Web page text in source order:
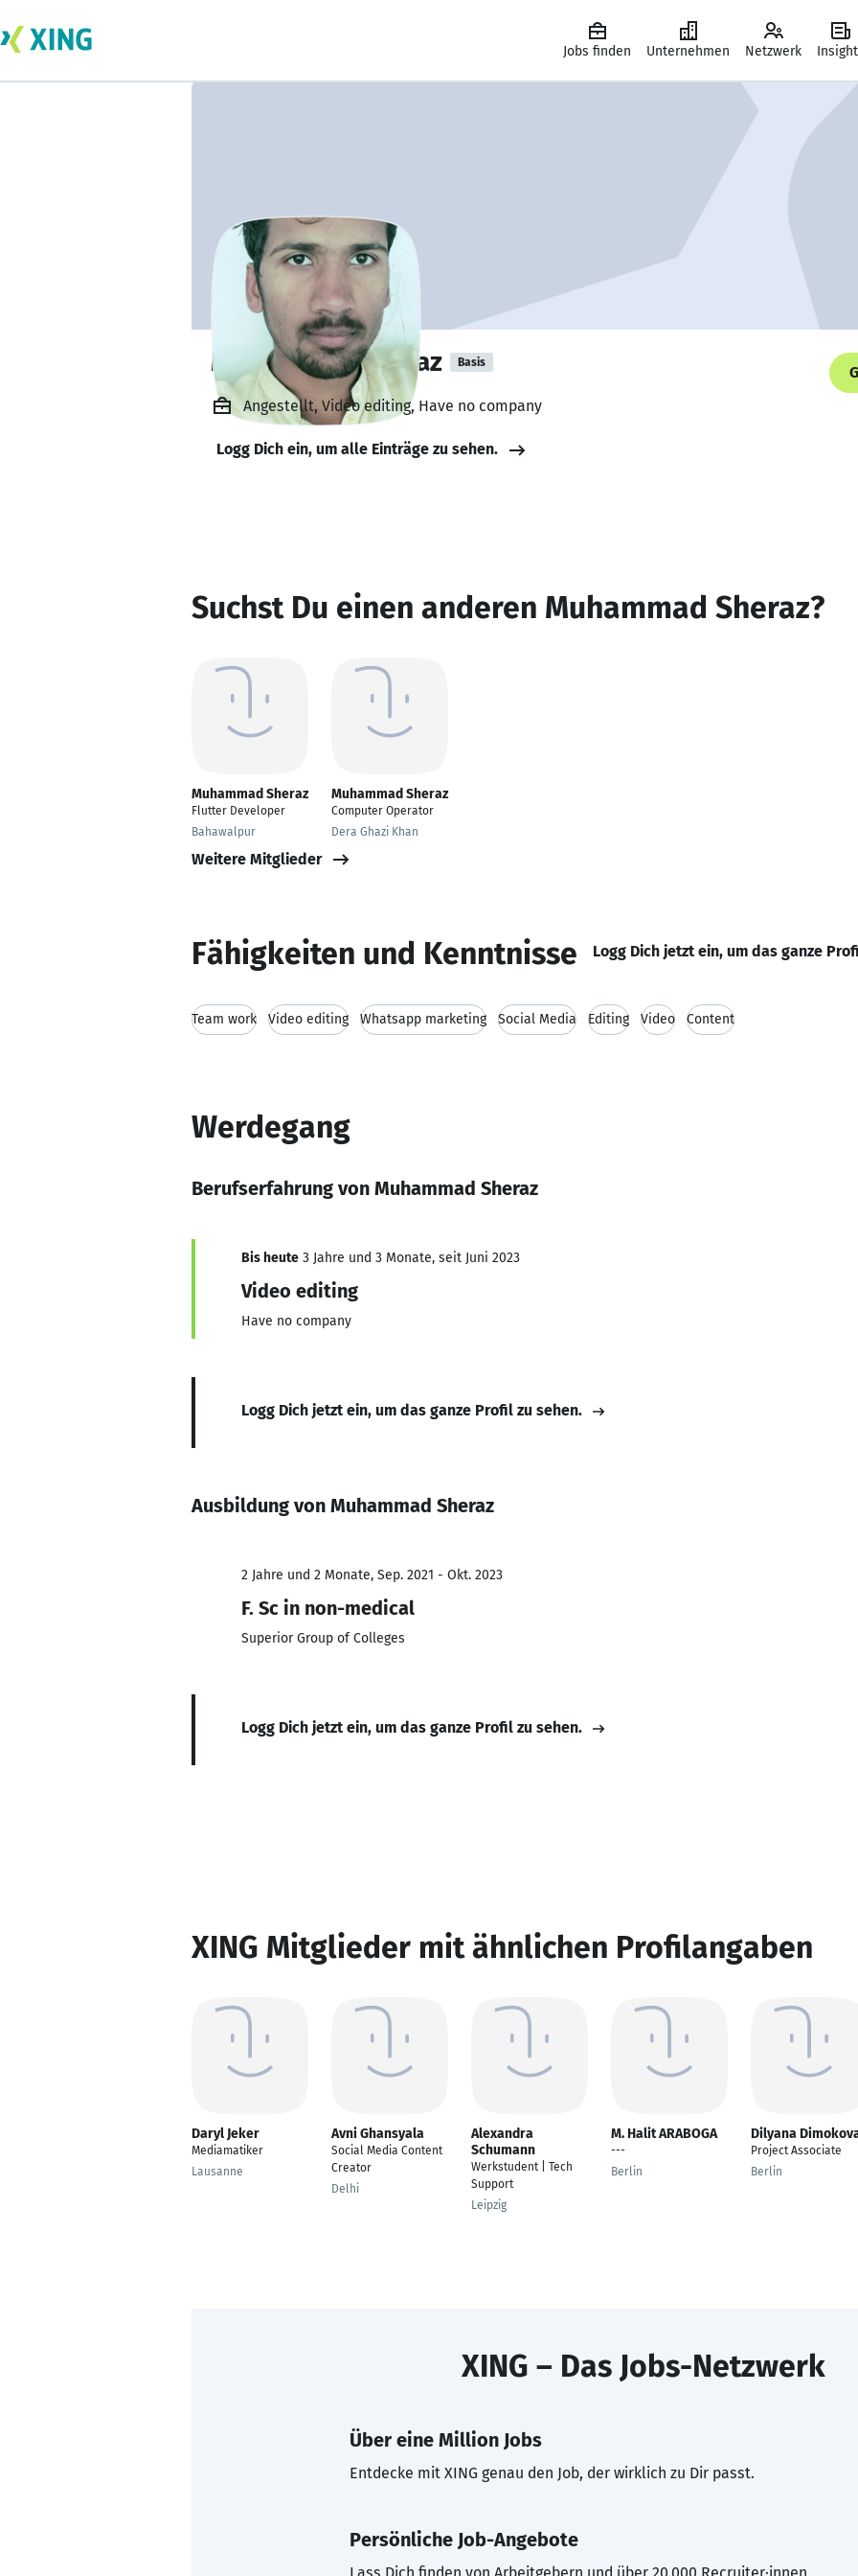
Jobs finden Unternehmen Netzwerk
Muhammad Sheraz Basis
Angestellt, Video editing, Have no company
Logg Dich ein, um alle Einträge zu sehen.
Suchst Du einen anderen Muhammad Sheraz?
Muhammad Sheraz
Flutter Developer
Bahawalpur
Muhammad Sheraz
Computer Operator
Dera Ghazi Khan
Weitere Mitglieder
Fähigkeiten und Kenntnisse Logg Dich jetzt ein, um das ganze
Team work Video editing Whatsapp marketing Social Media Editing Video Content
Werdegang
Berufserfahrung von Muhammad Sheraz
Bis heute 3 Jahre und 3 Monate, seit Juni 2023
Video editing
Have no company
Logg Dich jetzt ein, um das ganze Profil zu sehen.
Ausbildung von Muhammad Sheraz
2 Jahre und 2 Monate, Sep. 2021 - Okt. 2023
F. Sc in non-medical
Superior Group of Colleges
Logg Dich jetzt ein, um das ganze Profil zu sehen.
XING Mitglieder mit ähnlichen Profilangaben
Daryl Jeker
Mediamatiker
Lausanne
Avni Ghansyala
Social Media Content
Creator
Delhi
Alexandra
Schumann
Werkstudent | Tech
Support
Leipzig
M. Halit ARABOGA
---
Berlin
Dilyana
Project Associate
Berlin
XING – Das Jobs-Netzwerk
Über eine Million Jobs
Entdecke mit XING genau den Job, der wirklich zu Dir passt.
Persönliche Job-Angebote